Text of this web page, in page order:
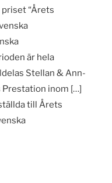
“Årets
är hela
Stellan & Ann-
inom […]
till Årets